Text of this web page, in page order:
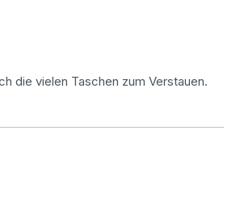
die vielen Taschen zum Verstauen.